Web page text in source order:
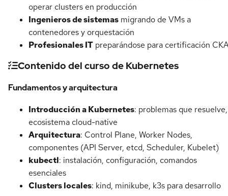
operar clusters en producción
Ingenieros de sistemas migrando de VMs a
contenedores y orquestación
Profesionales IT preparándose para certificación
Contenido del curso de Kubernetes
Fundamentos y arquitectura
Introducción a Kubernetes: problemas que resuelve,
ecosistema cloud-native
Arquitectura: Control Plane, Worker Nodes,
componentes (API Server, etcd, Scheduler, Kubelet)
kubectl: instalación, configuración, comandos
esenciales
Clusters locales: kind, minikube, k3s para desarrollo